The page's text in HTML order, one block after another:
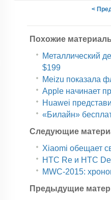
<
Похожие
Металлический
$199
Meizu показала
Apple начинает
Huawei
«Билайн»
Следующие
Xiaomi обещает
HTC Re и HTC
MWC-2015:
Предыдущие